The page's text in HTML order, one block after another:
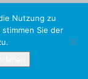
Nutzung zu
Sie der